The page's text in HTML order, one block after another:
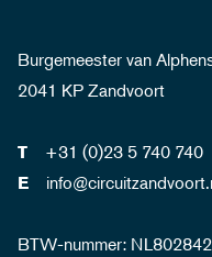
Burgemeester van
2041 KP Zandvoort
T +31 (0)23 5 740 740
E
BTW-nummer: